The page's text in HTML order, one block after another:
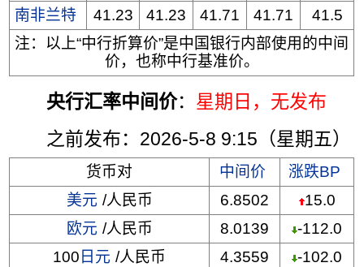
南非兰特
41.23 41.23 41.71 41.71
41.5
注：以上“中行折算价”是中国银行内部使用的中间
价，也称中行基准价。
央行汇率中间价： 星期日 ，无发布
之前发布：2026-5-8 9:15（星期五）
货币对 中间价
涨跌BP
美元 /人民币 6.8502
15.0
欧元 /人民币 8.0139
-112.0
100 日元 /人民币 4.3559
-102.0